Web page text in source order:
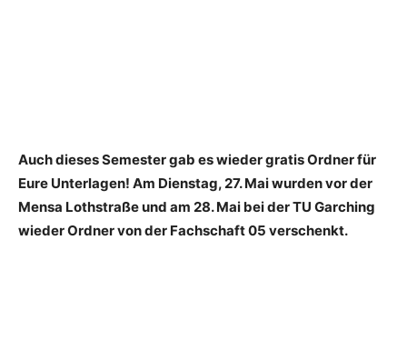
Auch dieses Semester gab es wieder gratis Ordner für
Eure Unterlagen! Am Dienstag, 27. Mai wurden vor der
Mensa Lothstraße und am 28. Mai bei der TU Garching
wieder Ordner von der Fachschaft 05 verschenkt.